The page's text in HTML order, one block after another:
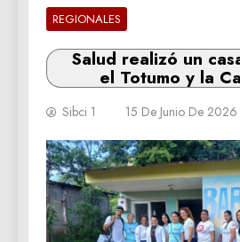
REGIONALES
Salud realizó un
el Totumo y la
Sibci 1 15 De Junio De 2026